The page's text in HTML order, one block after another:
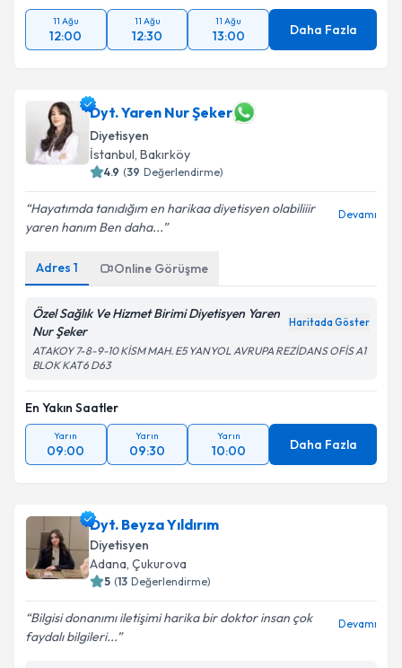
11 Ağu
12:00
11 Ağu
12:30
11 Ağu
13:00 Daha Fazla
Dyt. Yaren Nur Şeker
Diyetisyen
İstanbul, Bakırköy
4.9 (39 Değerlendirme)
Hayatımda tanıdığım en harikaa diyetisyen olabiliiir
yaren hanım Ben daha...
Devamı
Adres 1 Online Görüşme
Özel Sağlık Ve Hizmet Birimi Diyetisyen Yaren
Nur Şeker
Haritada Göster
ATAKOY 7-8-9-10 KİSM MAH. E5 YANYOL AVRUPA REZİDANS OFİS A1
BLOK KAT6 D63
En Yakın Saatler
Yarın
09:00
Yarın
09:30
Yarın
10:00 Daha Fazla
Dyt. Beyza Yıldırım
Diyetisyen
Adana, Çukurova
5 (13 Değerlendirme)
Bilgisi donanımı iletişimi harika bir doktor insan çok
faydalı bilgileri...
Devamı